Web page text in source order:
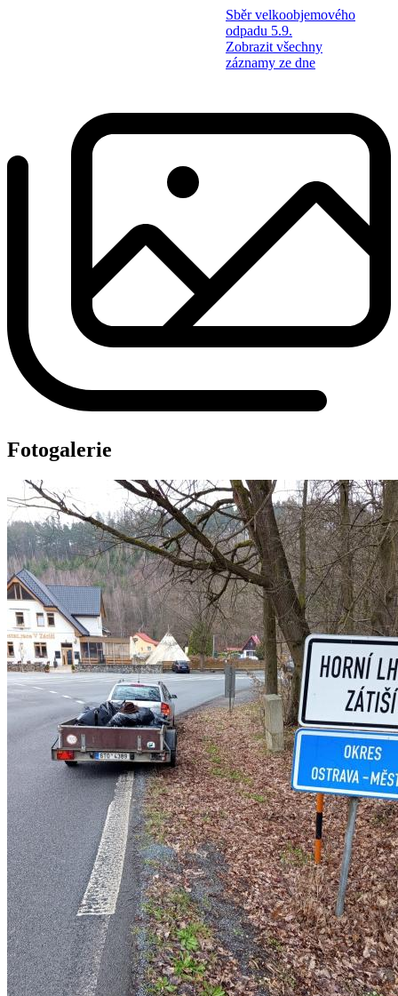
Sběr velkoobjemového
odpadu 5.9.
Zobrazit všechny
záznamy ze dne
Fotogalerie